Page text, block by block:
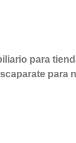
para
para